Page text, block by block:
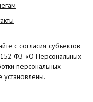
с согласия субъектов
152 ФЗ «О Персональных
персональных